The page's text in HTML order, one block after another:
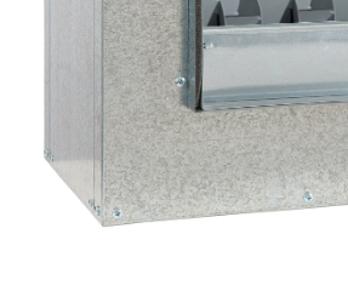
Lighting and Electrical
Equipment
Complete solutions in lighting and
material for each project and need